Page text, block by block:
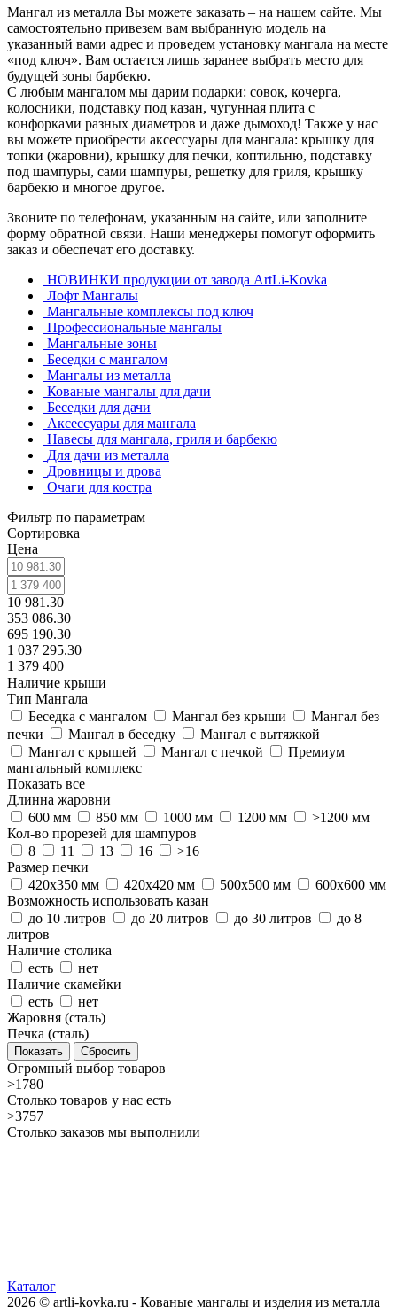
Мангал из металла Вы можете заказать – на нашем сайте. Мы
самостоятельно привезем вам выбранную модель на
указанный вами адрес и проведем установку мангала на месте
«под ключ». Вам остается лишь заранее выбрать место для
будущей зоны барбекю.
С любым мангалом мы дарим подарки: совок, кочерга,
колосники, подставку под казан, чугунная плита с
конфорками разных диаметров и даже дымоход! Также у нас
вы можете приобрести аксессуары для мангала: крышку для
топки (жаровни), крышку для печки, коптильню, подставку
под шампуры, сами шампуры, решетку для гриля, крышку
барбекю и многое другое.
Звоните по телефонам, указанным на сайте, или заполните
форму обратной связи. Наши менеджеры помогут оформить
заказ и обеспечат его доставку.
НОВИНКИ продукции от завода ArtLi-Kovka
Лофт Мангалы
Мангальные комплексы под ключ
Профессиональные мангалы
Мангальные зоны
Беседки с мангалом
Мангалы из металла
Кованые мангалы для дачи
Беседки для дачи
Аксессуары для мангала
Навесы для мангала, гриля и барбекю
Для дачи из металла
Дровницы и дрова
Очаги для костра
Фильтр по параметрам
Сортировка
Цена
10 981.30
353 086.30
695 190.30
1 037 295.30
1 379 400
Наличие крыши
Тип Мангала
Беседка с мангалом
Мангал без крыши
Мангал без
печки
Мангал в беседку
Мангал с вытяжкой
Мангал с крышей
Мангал с печкой
Премиум
мангальный комплекс
Показать все
Длинна жаровни
600 мм
850 мм 1000 мм 1200 мм
>1200 мм
Кол-во прорезей для шампуров
8
11 13 16
>16
Размер печки
420х350 мм
420х420 мм 500х500 мм
600х600 мм
Возможность использовать казан
до 10 литров
до 20 литров до 30 литров
до 8
литров
Наличие столика
есть
нет
Наличие скамейки
есть
нет
Жаровня (сталь)
Печка (сталь)
Сбросить
Огромный выбор товаров
>1780
Столько товаров у нас есть
>3757
Столько заказов мы выполнили
Каталог
2026 © artli-kovka.ru - Кованые мангалы и изделия из металла